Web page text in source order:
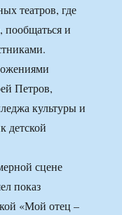
театров, где
пообщаться и
Петров,
культуры и
детской
сцене
показ
«Мой отец –